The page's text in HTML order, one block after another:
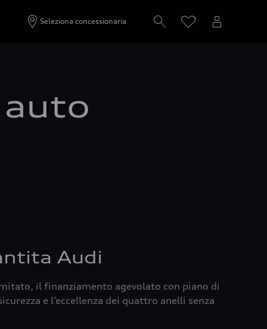
Seleziona concessionaria
Audi
il finanziamento agevolato con piano di
e l’eccellenza dei quattro anelli senza